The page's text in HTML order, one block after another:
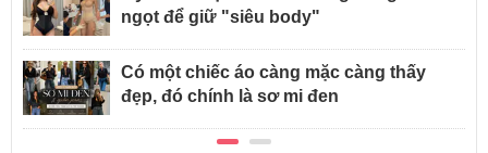
ngọt để giữ "siêu body"
Có một chiếc áo càng mặc càng thấy
đẹp, đó chính là sơ mi đen